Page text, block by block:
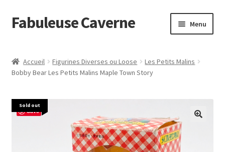
Aller
à
navigation
Aller
au
Fabuleuse Caverne Menu
En boutique
menu
enfant
Superflat Museum Murakami
En réapprovisionnement
Accueil Figurines Diverses ou Loose
Les Petits Malins
Bobby Bear Les Petits Malins Maple Town Story
Sold out
Save